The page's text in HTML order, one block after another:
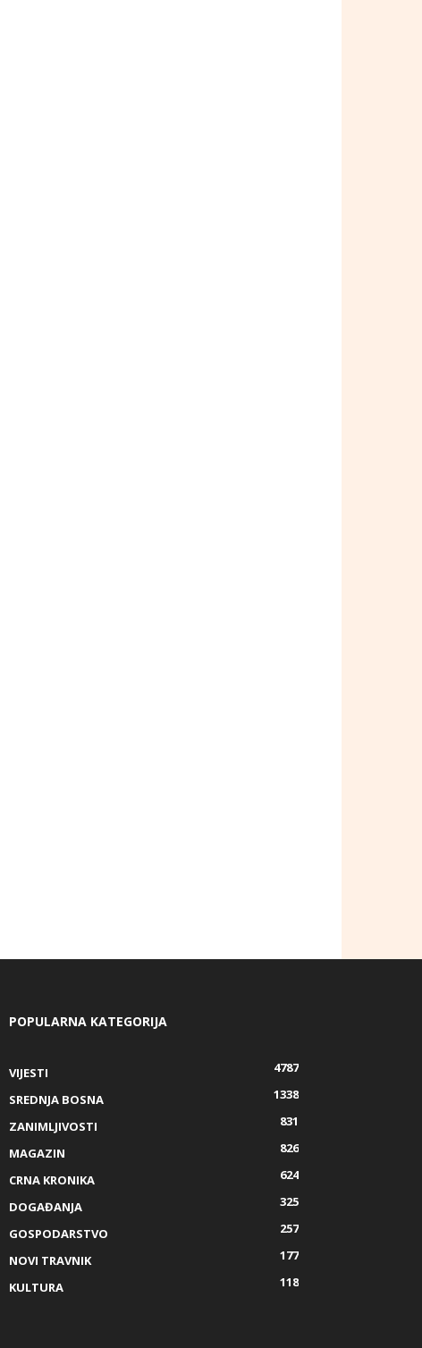
POPULARNA KATEGORIJA
VIJESTI
4787
SREDNJA BOSNA
1338
ZANIMLJIVOSTI
831
MAGAZIN
826
CRNA KRONIKA
624
DOGAĐANJA
325
GOSPODARSTVO
257
NOVI TRAVNIK
177
KULTURA
118